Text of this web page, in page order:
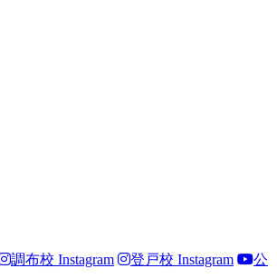
調布校 Instagram 登戸校 Instagram
公